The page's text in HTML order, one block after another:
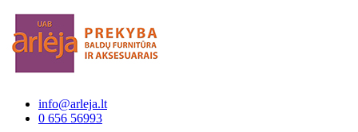
info@arleja.lt
0 656 56993